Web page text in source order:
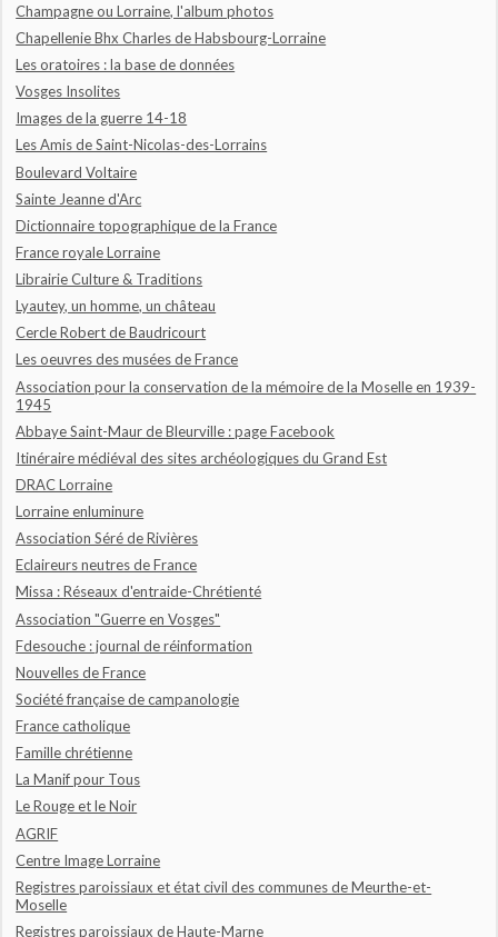
Champagne ou Lorraine, l'album photos
Chapellenie Bhx Charles de Habsbourg-Lorraine
Les oratoires : la base de données
Vosges Insolites
Images de la guerre 14-18
Les Amis de Saint-Nicolas-des-Lorrains
Boulevard Voltaire
Sainte Jeanne d'Arc
Dictionnaire topographique de la France
France royale Lorraine
Librairie Culture & Traditions
Lyautey, un homme, un château
Cercle Robert de Baudricourt
Les oeuvres des musées de France
Association pour la conservation de la mémoire de la Moselle en 1939-
1945
Abbaye Saint-Maur de Bleurville : page Facebook
Itinéraire médiéval des sites archéologiques du Grand Est
DRAC Lorraine
Lorraine enluminure
Association Séré de Rivières
Eclaireurs neutres de France
Missa : Réseaux d'entraide-Chrétienté
Association "Guerre en Vosges"
Fdesouche : journal de réinformation
Nouvelles de France
Société française de campanologie
France catholique
Famille chrétienne
La Manif pour Tous
Le Rouge et le Noir
AGRIF
Centre Image Lorraine
Registres paroissiaux et état civil des communes de Meurthe-et-
Moselle
Registres paroissiaux de Haute-Marne